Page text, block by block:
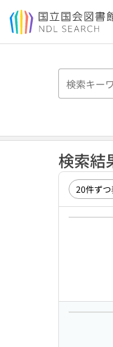
本文へ移動
検索結